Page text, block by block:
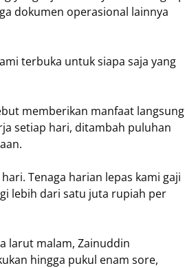
dokumen operasional lainnya
terbuka untuk siapa saja yang
memberikan manfaat langsung
setiap hari, ditambah puluhan
Tenaga harian lepas kami gaji
lebih dari satu juta rupiah per
larut malam, Zainuddin
hingga pukul enam sore,